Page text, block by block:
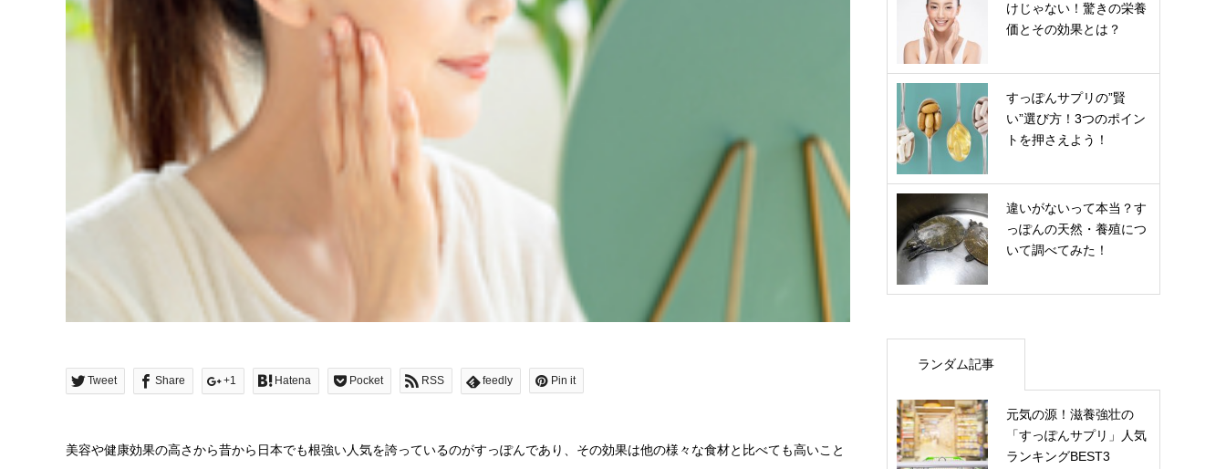
Tweet Share +1 Hatena Pocket RSS feedly Pin it
美容や健康効果の高さから昔から日本でも根強い人気を誇っているのがすっぽんであり、その効果は他の様々な食材と比べても高いこと
けじゃない！驚きの栄養
価とその効果とは？
すっぽんサプリの”賢
い”選び方！3つのポイン
トを押さえよう！
違いがないって本当？す
っぽんの天然・養殖につ
いて調べてみた！
ランダム記事
元気の源！滋養強壮の
「すっぽんサプリ」人気
ランキングBEST3